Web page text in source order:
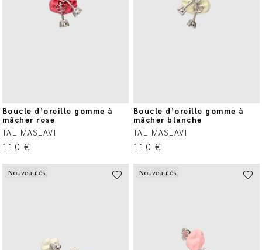
Boucle d’oreille gomme à
mâcher rose
TAL MASLAVI
110 €
Boucle d’oreille gomme à
mâcher blanche
TAL MASLAVI
110 €
Nouveautés Nouveautés